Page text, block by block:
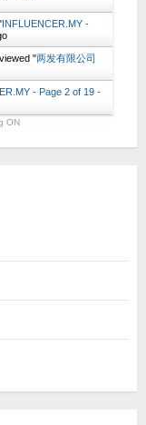
INFLUENCER.MY -
viewed "两发有限公司
- Page 2 of 19 -
ON